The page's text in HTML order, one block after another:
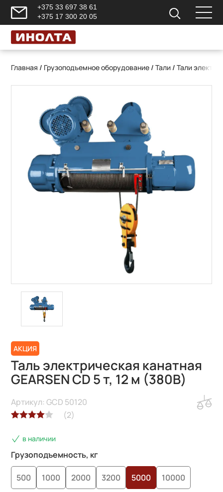
+375 33 697 38 61
+375 17 300 20 05
Главная / Грузоподъемное оборудование /Тали /Тали
АКЦИЯ
Таль электрическая канатная
GEARSEN CD 5 т, 12 м (380В)
4.00из 5
на основе
пользователей
(2)
Артикул: GCD 50120
в наличии
Грузоподъемность, кг
500 1000 2000 3200 5000
10000